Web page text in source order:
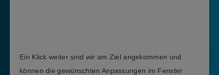
Ein Klick weiter sind wir am Ziel angekommen und
können die gewünschten Anpassungen im Fenster